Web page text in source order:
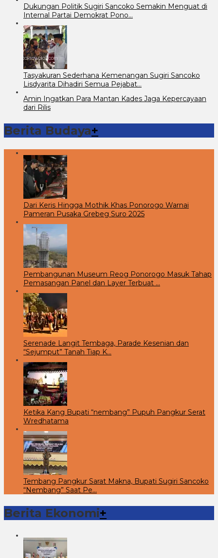
Dukungan Politik Sugiri Sancoko Semakin Menguat di
Internal Partai Demokrat Pono…
Tasyakuran Sederhana Kemenangan Sugiri Sancoko
Lisdyarita Dihadiri Semua Pejabat…
Amin Ingatkan Para Mantan Kades Jaga Kepercayaan
dari Rilis
Berita Budaya+
Dari Keris Hingga Mothik Khas Ponorogo Warnai
Pameran Pusaka Grebeg Suro 2025
Pembangunan Museum Reog Ponorogo Masuk Tahap
Pemasangan Panel dan Layer Terbuat …
Serenade Langit Tembaga, Parade Kesenian dan
“Sejumput” Tanah Tiap K…
Ketika Kang Bupati “nembang” Pupuh Pangkur Serat
Wredhatama
Tembang Pangkur Sarat Makna, Bupati Sugiri Sancoko
“Nembang” Saat Pe…
Berita Ekonomi+